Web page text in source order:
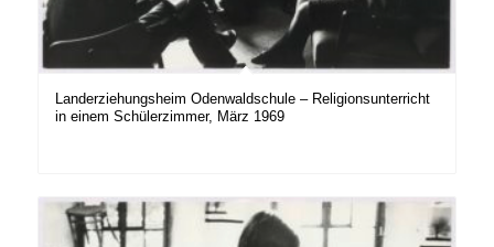
Landerziehungsheim Odenwaldschule – Religionsunterricht
in einem Schülerzimmer, März 1969